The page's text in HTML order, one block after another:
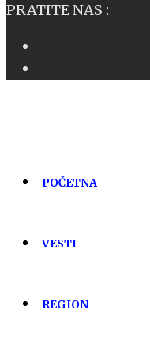
PRATITE NAS :
POČETNA
VESTI
REGION